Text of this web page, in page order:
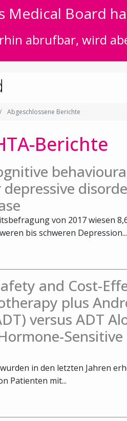
Medical Board
abrufbar, wird
Abgeschlossene Berichte
Berichte
von 2017 wiesen
bis schweren Depression...
and Cost-
plus
versus ADT
in den letzten Jahren
Patienten mit...